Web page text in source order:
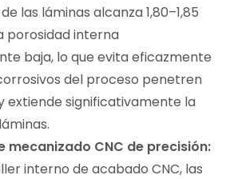
las láminas alcanza 1,80–1,85
porosidad interna
baja, lo que evita eficazmente
del proceso penetren
extiende significativamente la
mecanizado CNC de precisión:
interno de acabado CNC, las